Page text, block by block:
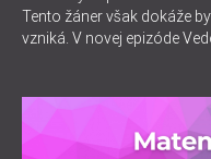
Tento žáner však dokáže
vzniká. V novej epizóde